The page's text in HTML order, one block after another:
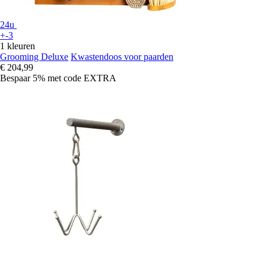
24u
+-3
1 kleuren
Grooming Deluxe Kwastendoos voor paarden
€ 204,99
Bespaar 5% met code EXTRA